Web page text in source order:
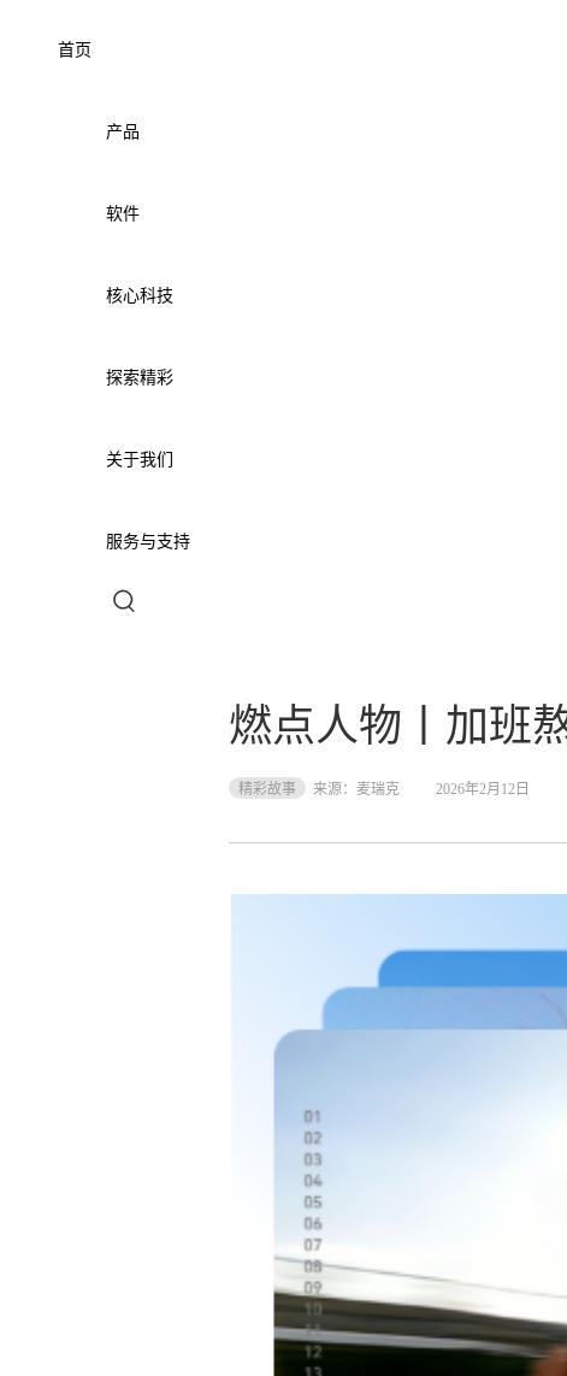
首页
产品
软件
核心科技
探索精彩
关于我们
服务与支持
燃点人物丨加班
精彩故事 来源： 麦瑞克 2026年2月12日